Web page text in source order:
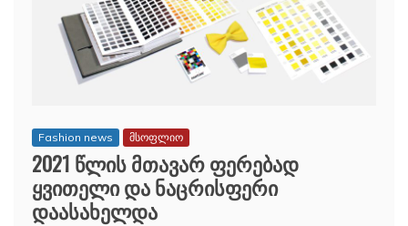
Fashion news მსოფლიო
2021 წლის მთავარ ფერებად
ყვითელი და ნაცრისფერი
დაასახელდა